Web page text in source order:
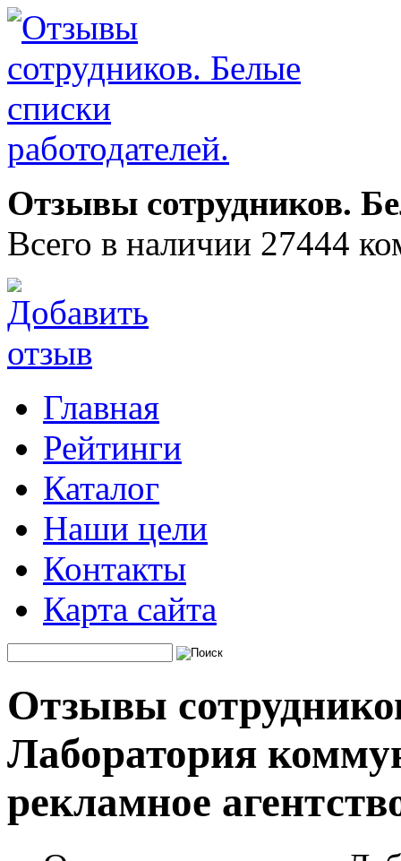
Отзывы сотрудников.
Всего в наличии 27444
Главная
Рейтинги
Каталог
Наши цели
Контакты
Карта сайта
Отзывы
Лаборатория
рекламное